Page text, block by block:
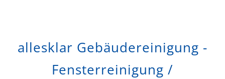
allesklar Gebäudereinigung -
Fensterreinigung /